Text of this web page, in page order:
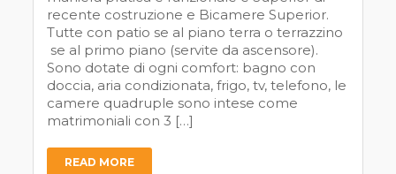
recente costruzione e Bicamere Superior.
Tutte con patio se al piano terra o terrazzino
se al primo piano (servite da ascensore).
Sono dotate di ogni comfort: bagno con
doccia, aria condizionata, frigo, tv, telefono, le
camere quadruple sono intese come
matrimoniali con 3 […]
READ MORE